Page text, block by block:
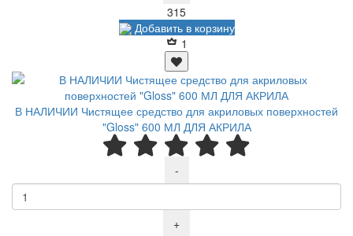
315Р
Добавить в корзину
1
В НАЛИЧИИ Чистящее средство для акриловых поверхностей
"Gloss" 600 МЛ ДЛЯ АКРИЛА
-
+